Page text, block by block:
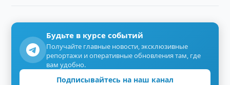
Будьте в курсе событий
Получайте главные новости, эксклюзивные
репортажи и оперативные обновления там, где
вам удобно.
Подписывайтесь на наш канал